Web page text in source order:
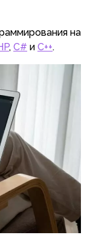
на
, C# и C++.